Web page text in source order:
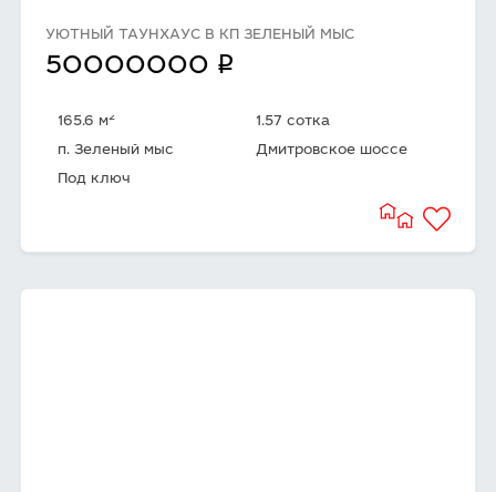
УЮТНЫЙ ТАУНХАУС В КП ЗЕЛЕНЫЙ МЫС
50000000 q
165.6 м2
1.57 сотка
п. Зеленый мыс
Дмитровское шоссе
Под ключ